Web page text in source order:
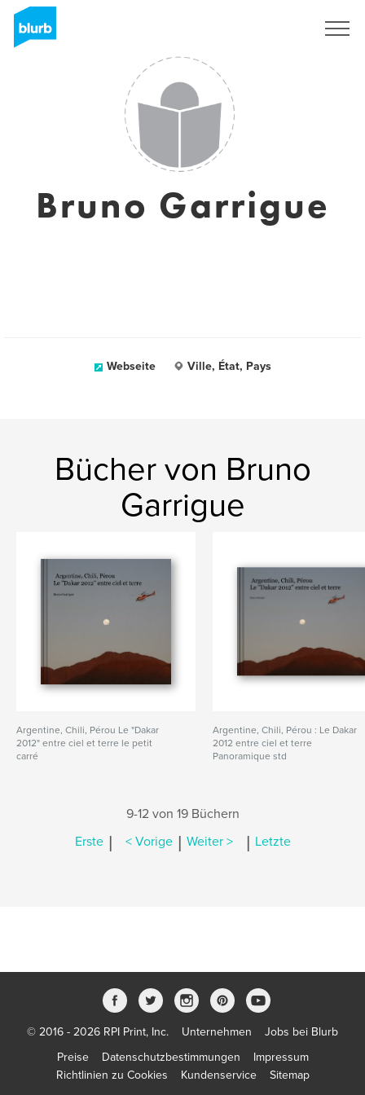
Bruno Garrigue
Webseite Ville, État, Pays
Bücher von Bruno
Garrigue
Argentine, Chili, Pérou Le "Dakar
2012" entre ciel et terre le petit
carré
Argentine, Chili, Pérou : Le Dakar
2012 entre ciel et terre
Panoramique std
9-12 von 19 Büchern
Erste | < Vorige | Weiter > | Letzte
© 2016 - 2026 RPI Print, Inc. Unternehmen
Jobs bei Blurb
Preise
Datenschutzbestimmungen
Impressum
Richtlinien zu Cookies
Kundenservice Sitemap